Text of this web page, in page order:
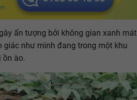
ấn tượng bởi không gian xanh mát
giác như mình đang trong một khu
ồn ào.